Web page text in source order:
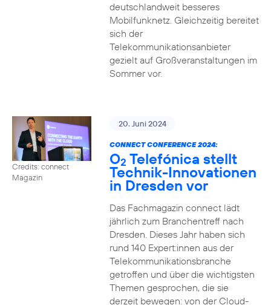
deutschlandweit besseres
Mobilfunknetz. Gleichzeitig bereitet
sich der
Telekommunikationsanbieter
gezielt auf Großveranstaltungen im
Sommer vor.
Credits: connect
Magazin
20. Juni 2024
CONNECT CONFERENCE 2024:
O2 Telefónica stellt
Technik-Innovationen
in Dresden vor
Das Fachmagazin connect lädt
jährlich zum Branchentreff nach
Dresden. Dieses Jahr haben sich
rund 140 Expert:innen aus der
Telekommunikationsbranche
getroffen und über die wichtigsten
Themen gesprochen, die sie
derzeit bewegen: von der Cloud-